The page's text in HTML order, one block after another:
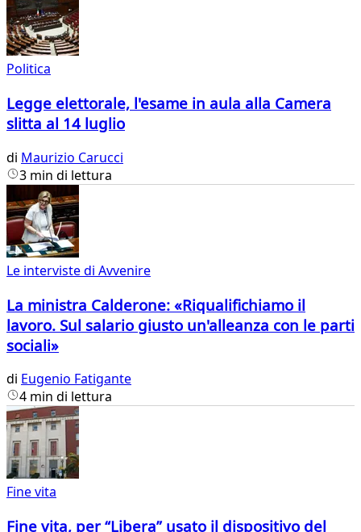
Politica
Legge elettorale, l'esame in aula alla Camera
slitta al 14 luglio
di Maurizio Carucci
3 min di lettura
Le interviste di Avvenire
La ministra Calderone: «Riqualifichiamo il
lavoro. Sul salario giusto un'alleanza con le parti
sociali»
di Eugenio Fatigante
4 min di lettura
Fine vita
Fine vita, per “Libera” usato il dispositivo del